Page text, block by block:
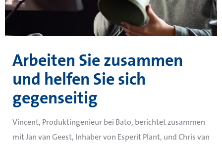
Arbeiten Sie zusammen
und helfen Sie sich
gegenseitig
Vincent, Produktingenieur bei Bato, berichtet zusammen
mit Jan van Geest, Inhaber von Esperit Plant, und Chris van